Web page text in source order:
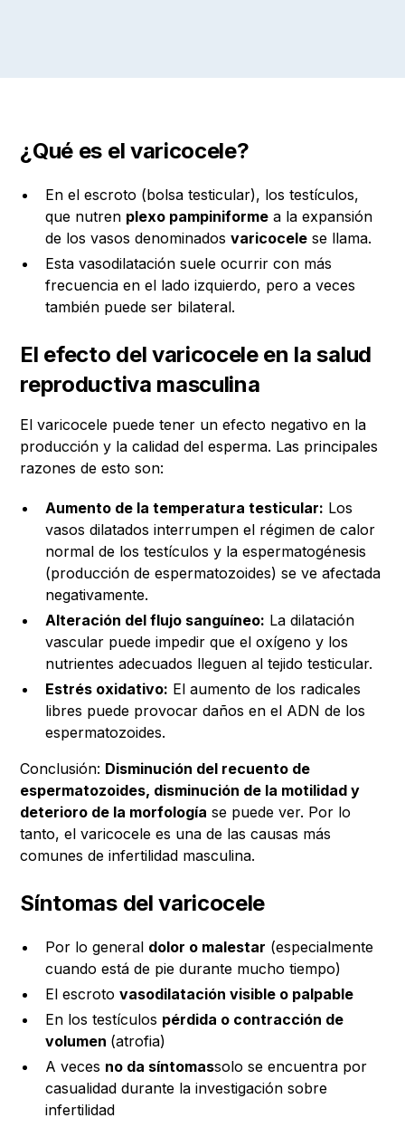
¿Qué es el varicocele?
En el escroto (bolsa testicular), los testículos,
que nutren plexo pampiniforme a la expansión
de los vasos denominadosvaricocele se llama.
Esta vasodilatación suele ocurrir con más
frecuencia en el lado izquierdo, pero a veces
también puede ser bilateral.
El efecto del varicocele en la salud
reproductiva masculina
El varicocele puede tener un efecto negativo en la
producción y la calidad del esperma. Las principales
razones de esto son:
Aumento de la temperatura testicular: Los
vasos dilatados interrumpen el régimen de calor
normal de los testículos y la espermatogénesis
(producción de espermatozoides) se ve afectada
negativamente.
Alteración del flujo sanguíneo: La dilatación
vascular puede impedir que el oxígeno y los
nutrientes adecuados lleguen al tejido testicular.
Estrés oxidativo: El aumento de los radicales
libres puede provocar daños en el ADN de los
espermatozoides.
Conclusión: Disminución del recuento de
espermatozoides, disminución de la motilidad y
deterioro de la morfología se puede ver. Por lo
tanto, el varicocele es una de las causas más
comunes de infertilidad masculina.
Síntomas del varicocele
Por lo general dolor o malestar (especialmente
cuando está de pie durante mucho tiempo)
El escrotovasodilatación visible o palpable
En los testículos pérdida o contracción de
volumen (atrofia)
A veces no da síntomassolo se encuentra por
casualidad durante la investigación sobre
infertilidad